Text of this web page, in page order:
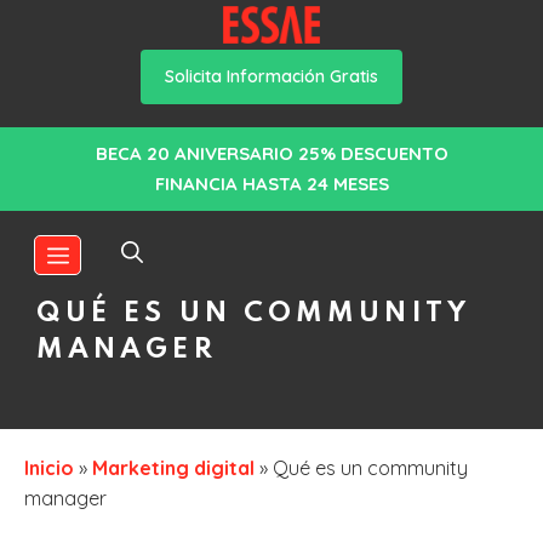
Solicita Información Gratis
BECA 20 ANIVERSARIO 25% DESCUENTO
FINANCIA HASTA 24 MESES
MENÚ
QUÉ ES UN COMMUNITY
MANAGER
Inicio » Marketing digital » Qué es un community
manager